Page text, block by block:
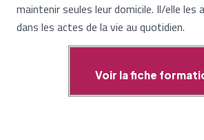
maintenir seules leur domicile. Il/elle les
dans les actes de la vie au quotidien.
Voir la fiche